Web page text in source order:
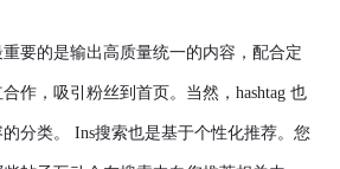
重要的是输出高质量统一的内容，配合定
作，吸引粉丝到首页。当然，hashtag 也
分类。 Ins搜索也是基于个性化推荐。您